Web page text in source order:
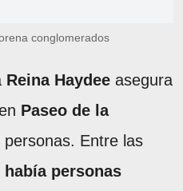
conglomerados
Reina Haydee asegura
Paseo de la
Entre las
había personas